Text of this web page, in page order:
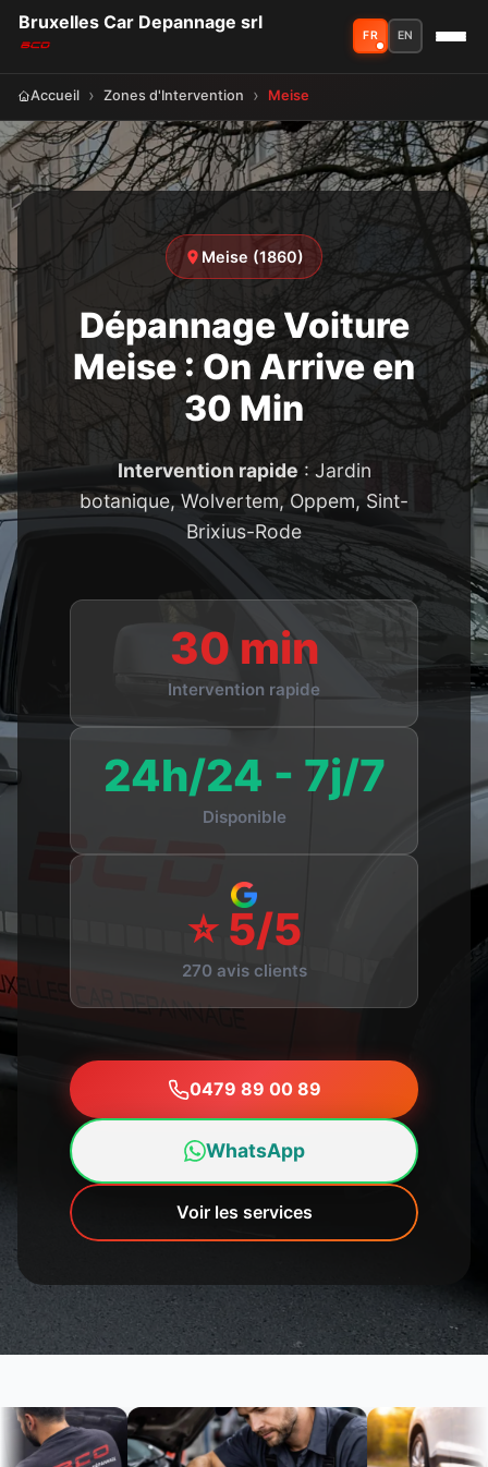
Bruxelles Car Depannage srl
FR EN
Accueil Zones d'Intervention Meise
Meise (1860)
Dépannage Voiture
Meise : On Arrive en
30 Min
Intervention rapide: Jardin
botanique, Wolvertem, Oppem, Sint-
Brixius-Rode
30 min
Intervention rapide
24h/24 - 7j/7
Disponible
⭐ 5/5
270 avis clients
0479 89 00 89
WhatsApp
Voir les services